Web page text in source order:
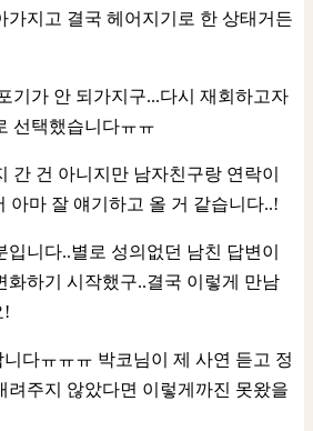
가지고 결국 헤어지기로 한 상태거든
기가 안 되가지구...다시 재회하고자
선택했습니다ㅠㅠ
간 건 아니지만 남자친구랑 연락이
아마 잘 얘기하고 올 거 같습니다..!
니다..별로 성의없던 남친 답변이
화하기 시작했구..결국 이렇게 만남
!
다ㅠㅠㅠ 박코님이 제 사연 듣고 정
려주지 않았다면 이렇게까진 못왔을